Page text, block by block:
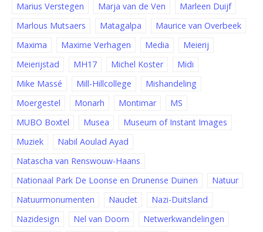
Marius Verstegen
Marja van de Ven
Marleen Duijf
Marlous Mutsaers
Matagalpa
Maurice van Overbeek
Maxima
Maxime Verhagen Media
Meierij
Meierijstad
MH17 Michel Koster
Midi
Mike Massé
Mill-Hillcollege
Mishandeling
Moergestel
Monarh Montimar
MS
MUBO Boxtel
Musea
Museum of Instant Images
Muziek
Nabil Aoulad Ayad
Natascha van Renswouw-Haans
Nationaal Park De Loonse en Drunense Duinen
Natuur
Natuurmonumenten
Naudet
Nazi-Duitsland
Nazidesign
Nel van Doorn
Netwerkwandelingen